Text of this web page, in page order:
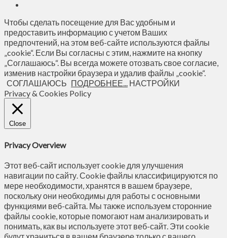
Чтобы сделать посещение для Вас удобным и
предоставить информацию с учетом Ваших
предпочтений, на этом веб-сайте используются файлы
„cookie“. Если Вы согласны с этим, нажмите на кнопку
„Соглашаюсь“. Вы всегда можете отозвать свое согласие,
изменив настройки браузера и удалив файлы „cookie“.
СОГЛАШАЮСЬ ПОДРОБНЕЕ... НАСТРОЙКИ
Privacy & Cookies Policy
Close
Privacy Overview
Этот веб-сайт использует cookie для улучшения
навигации по сайту. Сookie файлы классифицируются по
мере необходимости, хранятся в вашем браузере,
поскольку они необходимы для работы с основными
функциями веб-сайта. Мы также используем сторонние
файлы cookie, которые помогают нам анализировать и
понимать, как вы используете этот веб-сайт. Эти cookie